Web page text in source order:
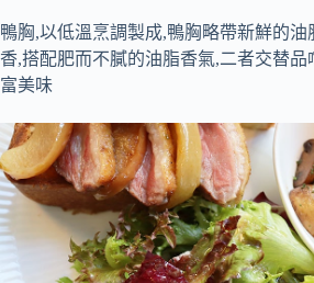
鴨胸,以低溫烹調製成,鴨胸略帶新鮮的油
香,搭配肥而不膩的油脂香氣,二者交替品
富美味